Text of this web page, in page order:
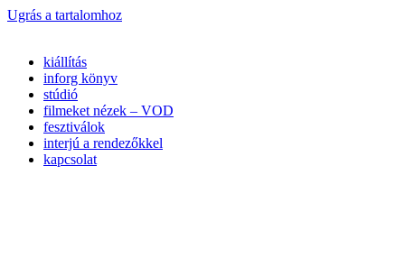
Ugrás a tartalomhoz
kiállítás
inforg könyv
stúdió
filmeket nézek – VOD
fesztiválok
interjú a rendezőkkel
kapcsolat